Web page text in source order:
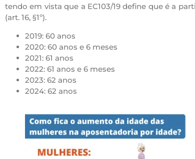
tendo em vista que a EC103/19 define que é a
(art. 16, §1º).
2019: 60 anos
2020: 60 anos e 6 meses
2021: 61 anos
2022: 61 anos e 6 meses
2023: 62 anos
2024: 62 anos